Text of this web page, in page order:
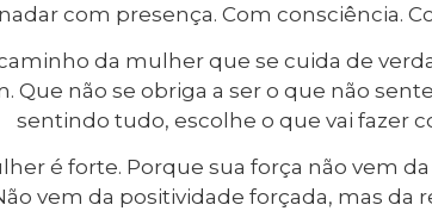
com presença. Com consciência.
da mulher que se cuida de
Que não se obriga a ser o que não
sentindo tudo, escolhe o que vai fazer
é forte. Porque sua força não vem
vem da positividade forçada, mas da